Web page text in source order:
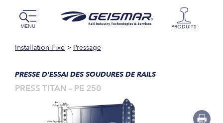
MENU PRODUITS
Installation Fixe > Pressage
PRESSE D'ESSAI DES SOUDURES DE RAILS
PRESS TITAN – PE 250